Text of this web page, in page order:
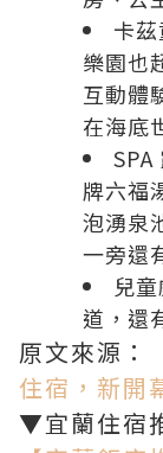
卡
樂園也
互動體
在海底
牌六福
泡湧泉
一旁還
兒
道，還
原文來源：
住宿，新開
▼宜蘭住宿